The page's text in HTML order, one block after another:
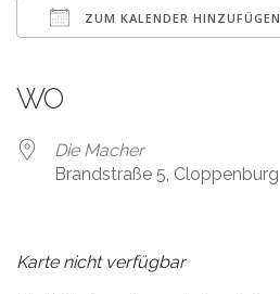
ZUM KALENDER HINZUFÜGEN
WO
Die Macher
Brandstraße 5, Cloppenburg
Karte nicht verfügbar